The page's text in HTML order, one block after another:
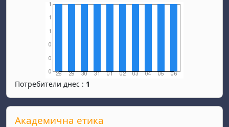
Потребители днес : 1
Прескочи Академична етика
Академична етика